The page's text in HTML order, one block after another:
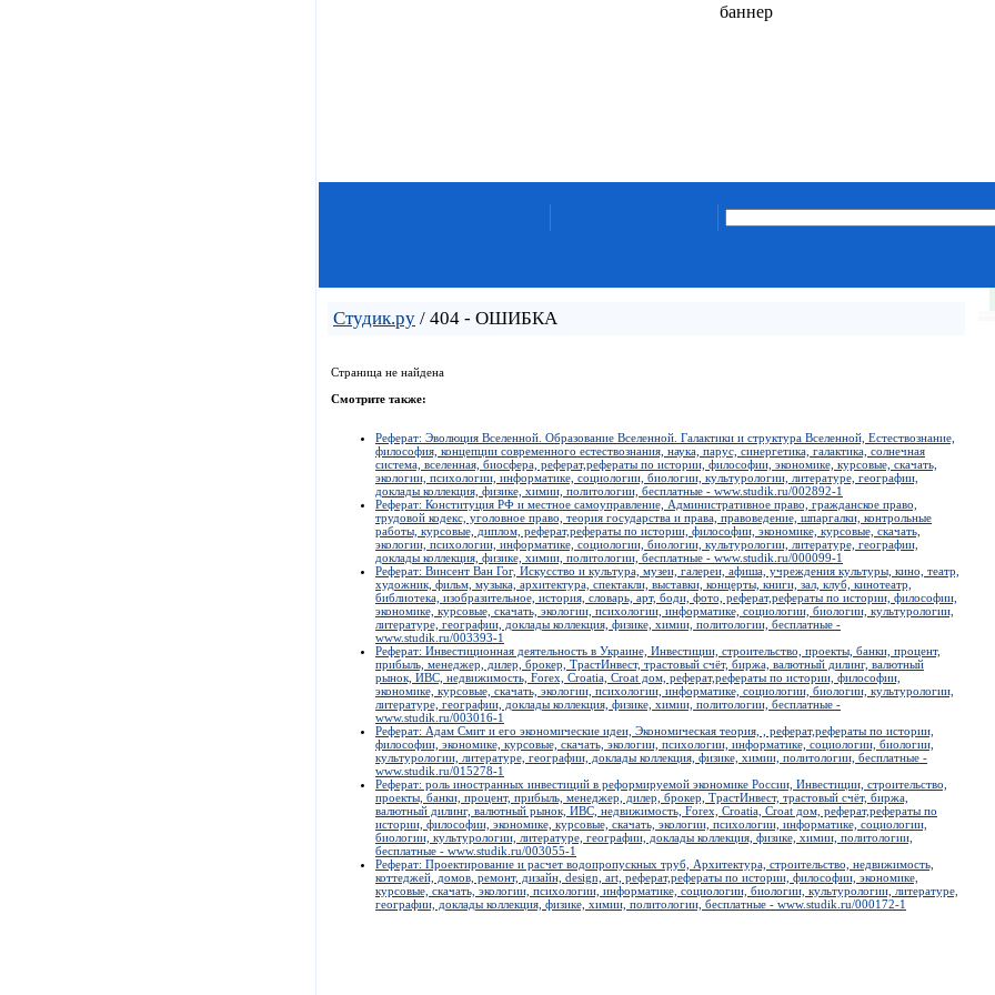
баннер
Студик.ру / 404 - ОШИБКА
Страница не найдена
Смотрите также:
Реферат: Эволюция Вселенной. Образование Вселенной. Галактики и структура Вселенной, Естествознание,
философия, концепции современного естествознания, наука, парус, синергетика, галактика, солнечная
система, вселенная, биосфера, реферат,рефераты по истории, философии, экономике, курсовые, скачать,
экологии, психологии, информатике, социологии, биологии, культурологии, литературе, географии,
доклады коллекция, физике, химии, политологии, бесплатные - www.studik.ru/002892-1
Реферат: Конституция РФ и местное самоуправление, Административное право, гражданское право,
трудовой кодекс, уголовное право, теория государства и права, правоведение, шпаргалки, контрольные
работы, курсовые, диплом, реферат,рефераты по истории, философии, экономике, курсовые, скачать,
экологии, психологии, информатике, социологии, биологии, культурологии, литературе, географии,
доклады коллекция, физике, химии, политологии, бесплатные - www.studik.ru/000099-1
Реферат: Винсент Ван Гог, Искусство и культура, музеи, галереи, афиша, учреждения культуры, кино, театр,
художник, фильм, музыка, архитектура, спектакли, выставки, концерты, книги, зал, клуб, кинотеатр,
библиотека, изобразительное, история, словарь, арт, боди, фото, реферат,рефераты по истории, философии,
экономике, курсовые, скачать, экологии, психологии, информатике, социологии, биологии, культурологии,
литературе, географии, доклады коллекция, физике, химии, политологии, бесплатные -
www.studik.ru/003393-1
Реферат: Инвестиционная деятельность в Украине, Инвестиции, строительство, проекты, банки, процент,
прибыль, менеджер, дилер, брокер, ТрастИнвест, трастовый счёт, биржа, валютный дилинг, валютный
рынок, ИВС, недвижимость, Forex, Croatia, Croat дом, реферат,рефераты по истории, философии,
экономике, курсовые, скачать, экологии, психологии, информатике, социологии, биологии, культурологии,
литературе, географии, доклады коллекция, физике, химии, политологии, бесплатные -
www.studik.ru/003016-1
Реферат: Адам Смит и его экономические идеи, Экономическая теория, , реферат,рефераты по истории,
философии, экономике, курсовые, скачать, экологии, психологии, информатике, социологии, биологии,
культурологии, литературе, географии, доклады коллекция, физике, химии, политологии, бесплатные -
www.studik.ru/015278-1
Реферат: роль иностранных инвестиций в реформируемой экономике России, Инвестиции, строительство,
проекты, банки, процент, прибыль, менеджер, дилер, брокер, ТрастИнвест, трастовый счёт, биржа,
валютный дилинг, валютный рынок, ИВС, недвижимость, Forex, Croatia, Croat дом, реферат,рефераты по
истории, философии, экономике, курсовые, скачать, экологии, психологии, информатике, социологии,
биологии, культурологии, литературе, географии, доклады коллекция, физике, химии, политологии,
бесплатные - www.studik.ru/003055-1
Реферат: Проектирование и расчет водопропускных труб, Архитектура, строительство, недвижимость,
коттеджей, домов, ремонт, дизайн, design, art, реферат,рефераты по истории, философии, экономике,
курсовые, скачать, экологии, психологии, информатике, социологии, биологии, культурологии, литературе,
географии, доклады коллекция, физике, химии, политологии, бесплатные - www.studik.ru/000172-1